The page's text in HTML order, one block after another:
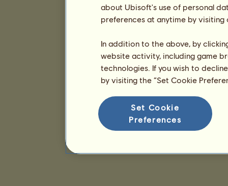
about Ubisoft's use of personal
preferences at anytime by
In addition to the above, by
website activity, including game
technologies. If you wish to
by visiting the “Set Cookie
Set Cookie
Preferences